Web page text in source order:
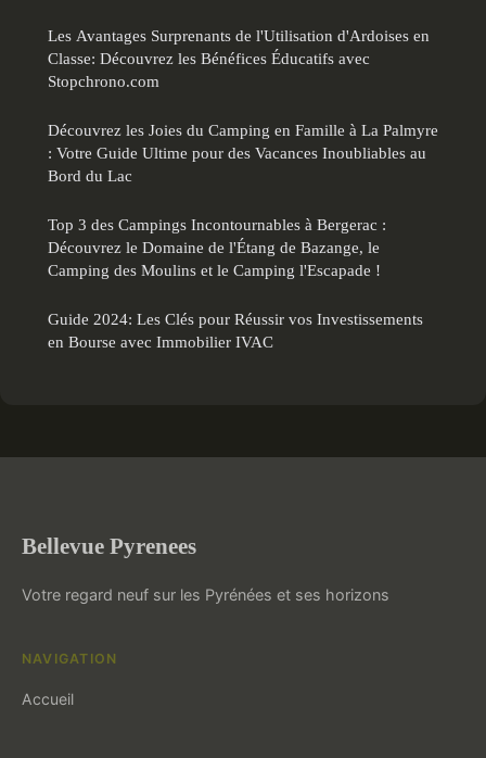
Les Avantages Surprenants de l'Utilisation d'Ardoises en
Classe: Découvrez les Bénéfices Éducatifs avec
Stopchrono.com
Découvrez les Joies du Camping en Famille à La Palmyre
: Votre Guide Ultime pour des Vacances Inoubliables au
Bord du Lac
Top 3 des Campings Incontournables à Bergerac :
Découvrez le Domaine de l'Étang de Bazange, le
Camping des Moulins et le Camping l'Escapade !
Guide 2024: Les Clés pour Réussir vos Investissements
en Bourse avec Immobilier IVAC
Bellevue Pyrenees
Votre regard neuf sur les Pyrénées et ses horizons
NAVIGATION
Accueil